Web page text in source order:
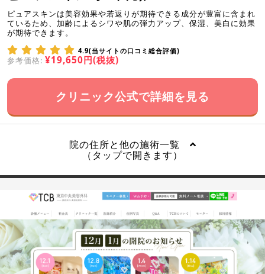
ピュアスキンは美容効果や若返りが期待できる成分が豊富に含まれ
ているため、加齢によるシワや肌の弾力アップ、保湿、美白に効果
が期待できます。
4.9(当サイトの口コミ総合評価)
参考価格: ¥19,650円(税抜)
クリニック公式で詳細を見る
院の住所と他の施術一覧
（タップで開きます）